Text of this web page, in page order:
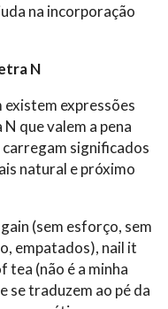
na incorporação
N
expressões
que valem a pena
carregam significados
natural e próximo
(sem esforço, sem
empatados), nail it
tea (não é a minha
se traduzem ao pé da